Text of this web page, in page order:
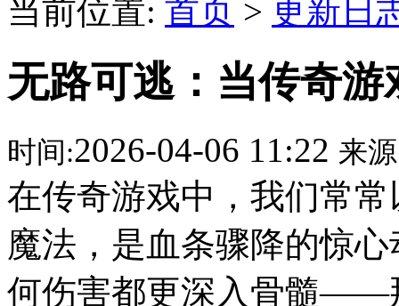
当前位置: 首页 > 更新日
无路可逃：当传奇
时间:2026-04-06 11:22 来
在传奇游戏中，我们常
魔法，是血条骤降的惊
何伤害都更深入骨髓——